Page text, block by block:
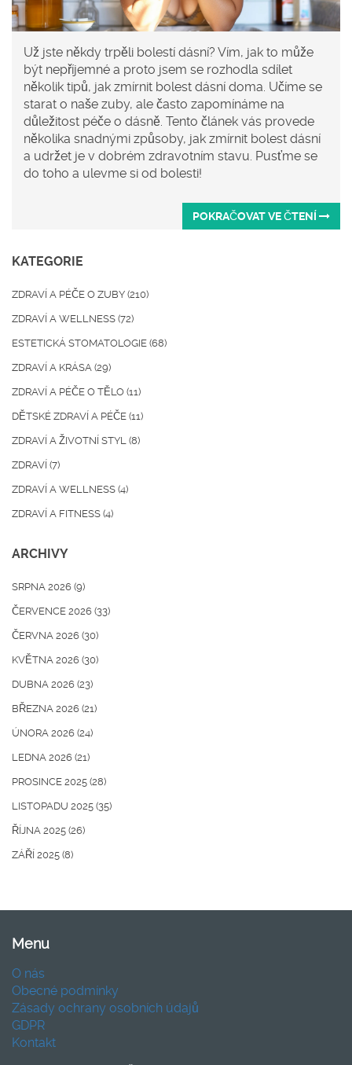
Už jste někdy trpěli bolestí dásní? Vím, jak to může
být nepříjemné a proto jsem se rozhodla sdílet
několik tipů, jak zmírnit bolest dásní doma. Učíme se
starat o naše zuby, ale často zapomínáme na
důležitost péče o dásně. Tento článek vás provede
několika snadnými způsoby, jak zmírnit bolest dásní
a udržet je v dobrém zdravotním stavu. Pusťme se
do toho a ulevme si od bolesti!
POKRAČOVAT VE ČTENÍ
KATEGORIE
ZDRAVÍ A PÉČE O ZUBY (210)
ZDRAVÍ A WELLNESS (72)
ESTETICKÁ STOMATOLOGIE (68)
ZDRAVÍ A KRÁSA (29)
ZDRAVÍ A PÉČE O TĚLO (11)
DĚTSKÉ ZDRAVÍ A PÉČE (11)
ZDRAVÍ A ŽIVOTNÍ STYL (8)
ZDRAVÍ (7)
ZDRAVÍ A WELLNESS (4)
ZDRAVÍ A FITNESS (4)
ARCHIVY
SRPNA 2026 (9)
ČERVENCE 2026 (33)
ČERVNA 2026 (30)
KVĚTNA 2026 (30)
DUBNA 2026 (23)
BŘEZNA 2026 (21)
ÚNORA 2026 (24)
LEDNA 2026 (21)
PROSINCE 2025 (28)
LISTOPADU 2025 (35)
ŘÍJNA 2025 (26)
ZÁŘÍ 2025 (8)
Menu
O nás
Obecné podmínky
Zásady ochrany osobních údajů
GDPR
Kontakt